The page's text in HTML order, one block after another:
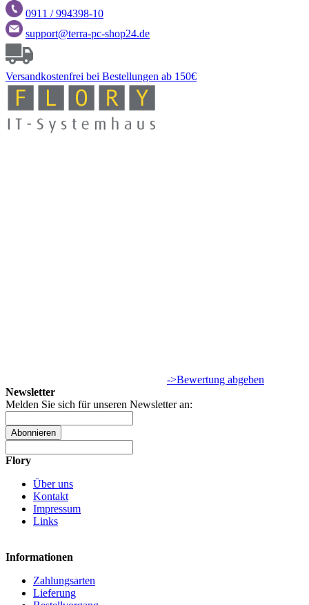
0911 / 994398-10
support@terra-pc-shop24.de
Versandkostenfrei bei Bestellungen ab 150€
->Bewertung abgeben
Newsletter
Melden Sie sich für unseren Newsletter an:
Abonnieren
Flory
Über uns
Kontakt
Impressum
Links
Informationen
Zahlungsarten
Lieferung